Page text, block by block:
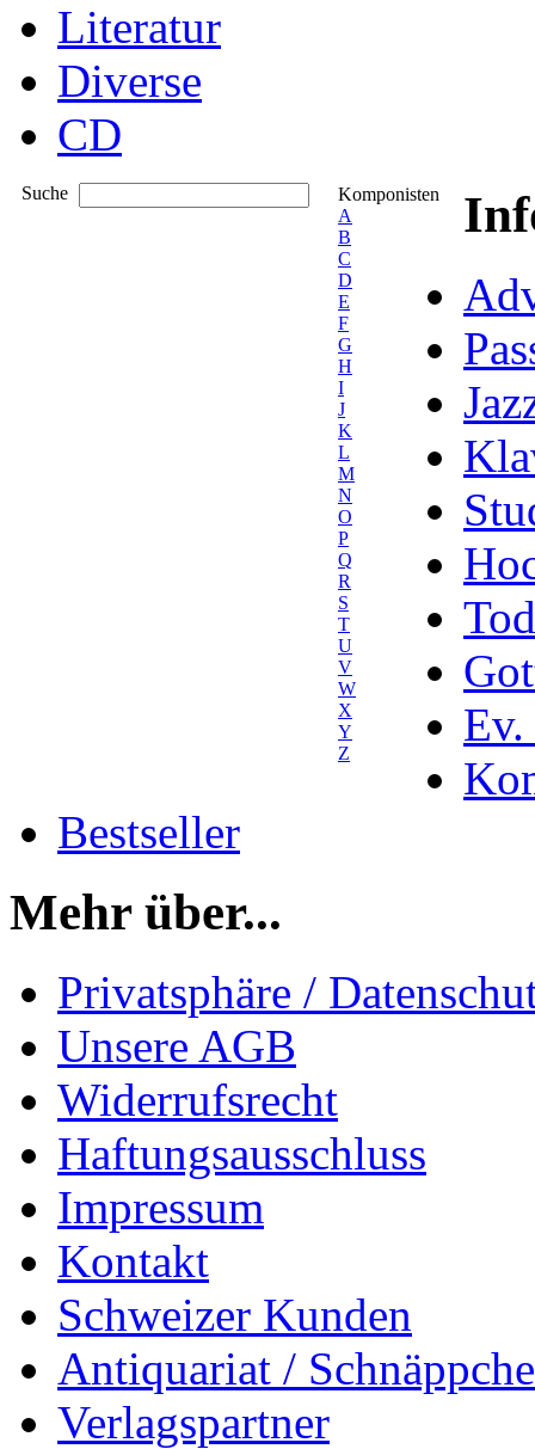
Literatur
Diverse
CD
Suche
Komponisten
A
B
C
D
E
F
G
H
I
J
K
L
M
N
O
P
Q
R
S
T
U
V
W
X
Y
Z
Ev.
Bestseller
Mehr über...
Privatsphäre /
Unsere AGB
Widerrufsrecht
Haftungsausschluss
Impressum
Kontakt
Schweizer Kunden
Antiquariat /
Verlagspartner